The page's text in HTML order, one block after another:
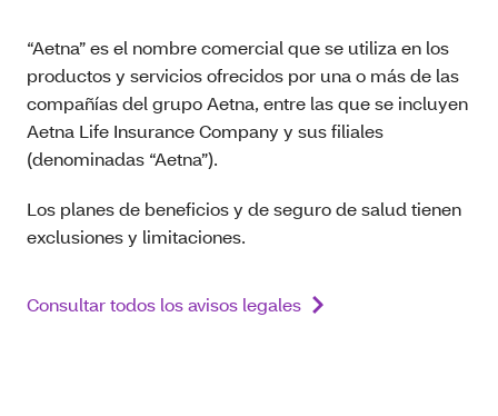
“Aetna” es el nombre comercial que se utiliza en los
productos y servicios ofrecidos por una o más de las
compañías del grupo Aetna, entre las que se incluyen
Aetna Life Insurance Company y sus filiales
(denominadas “Aetna”).
Los planes de beneficios y de seguro de salud tienen
exclusiones y limitaciones.
Consultar todos los avisos legales